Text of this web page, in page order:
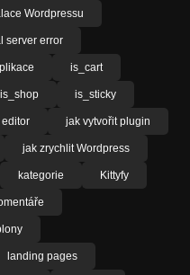
Wordpressu
server error
is_cart
is_shop is_sticky
jak vytvořit plugin
jak zrychlit Wordpress
kategorie Kittyfy
landing pages